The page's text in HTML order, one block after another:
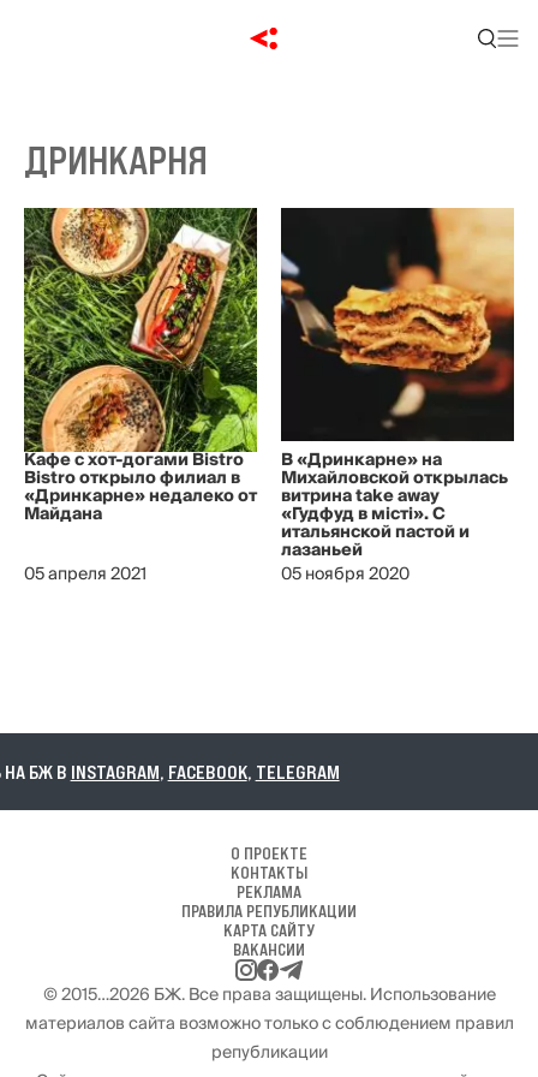
ДРИНКАРНЯ
Кафе с хот-догами Bistro
Bistro открыло филиал в
«Дринкарне» недалеко от
Майдана
05 апреля 2021
В «Дринкарне» на
Михайловской открылась
витрина take away
«Гудфуд в місті». С
итальянской пастой и
лазаньей
05 ноября 2020
БЖ В INSTAGRAM,FACEBOOK,TELEGRAM
О ПРОЕКТЕ
КОНТАКТЫ
РЕКЛАМА
ПРАВИЛА РЕПУБЛИКАЦИИ
КАРТА САЙТУ
ВАКАНСИИ
© 2015…2026 БЖ. Все права защищены. Использование
материалов сайта возможно только с соблюдением правил
републикации